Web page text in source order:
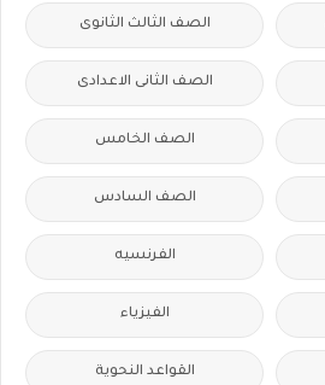
الصف الثالث الثانوى
الصف الثانى الاعدادى
الصف الخامس
الصف السادس
الفرنسيه
الفيزياء
القواعد النحوية